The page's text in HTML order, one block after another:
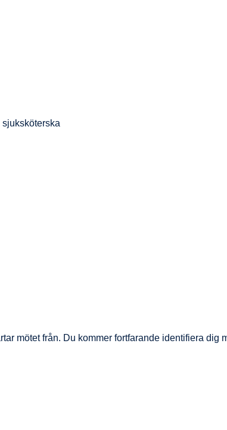
mötet från. Du kommer fortfarande identifiera dig